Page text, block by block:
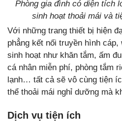
Phòng gia đình có diện tích
sinh hoạt thoải mái và
Với những trang thiết bị hiện
phẳng kết nối truyền hình
sinh hoạt như khăn tắm, ấm
cá nhân miễn phí, phòng tắm
lạnh… tất cả sẽ vô cùng tiện
thể thoải mái nghỉ dưỡng mà
Dịch vụ tiện ích